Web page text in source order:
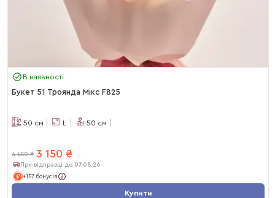
В наявності
Букет 51 Троянда Мікс F825
50 см L 50 см
4 450 ₴ 3 150 ₴
При відправці до 07.08.26
+157 бонусів
Купити